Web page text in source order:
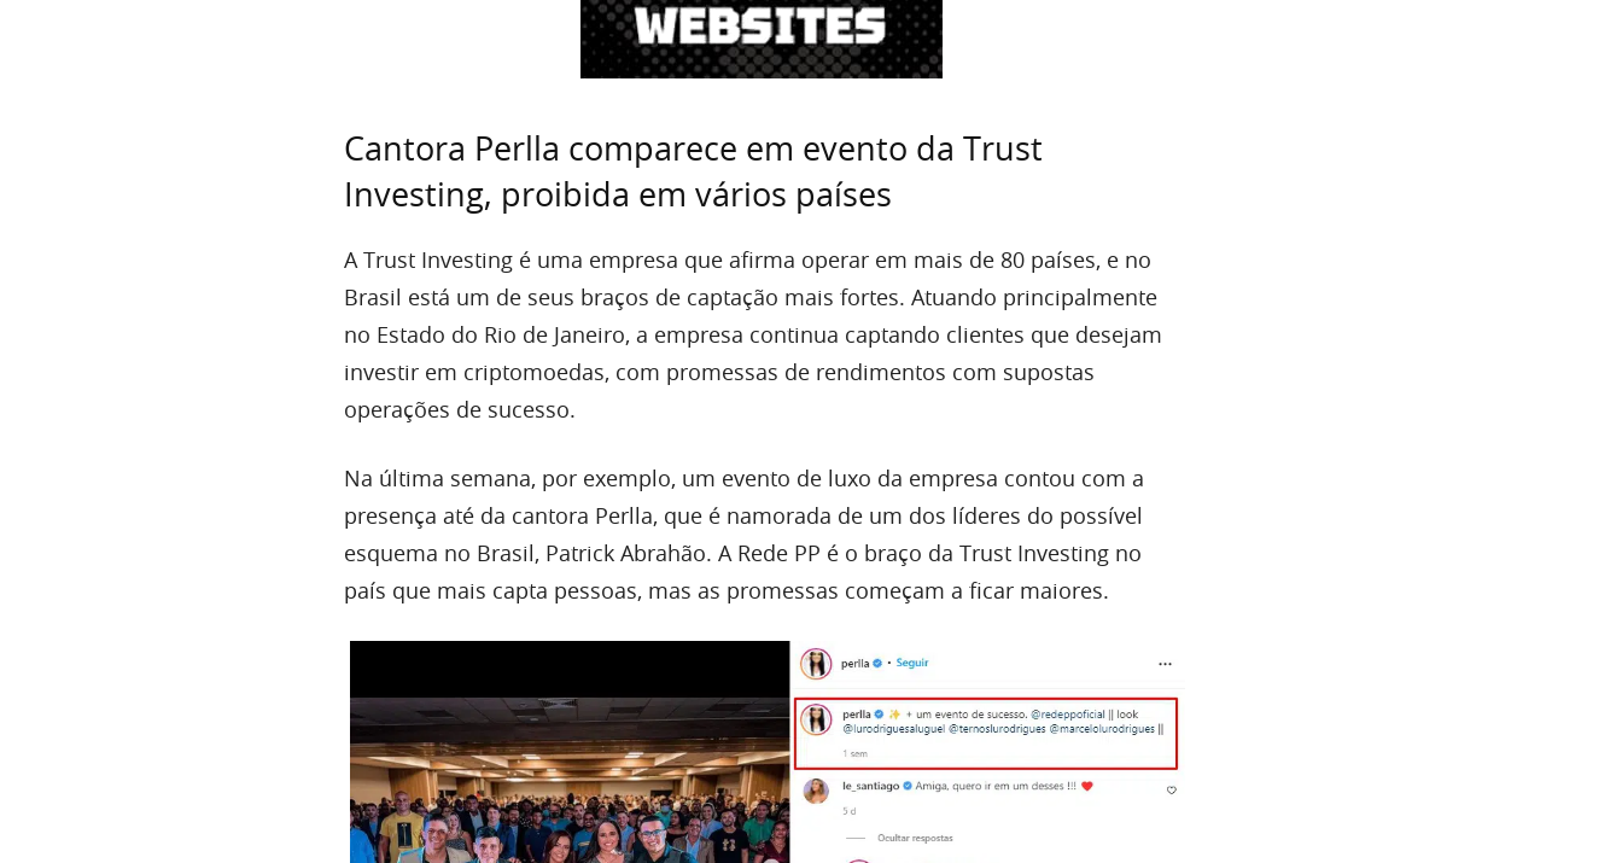
Cantora Perlla comparece em evento da Trust
Investing, proibida em vários países
A Trust Investing é uma empresa que afirma operar em mais de 80 países, e no
Brasil está um de seus braços de captação mais fortes. Atuando principalmente
no Estado do Rio de Janeiro, a empresa continua captando clientes que desejam
investir em criptomoedas, com promessas de rendimentos com supostas
operações de sucesso.
Na última semana, por exemplo, um evento de luxo da empresa contou com a
presença até da cantora Perlla, que é namorada de um dos líderes do possível
esquema no Brasil, Patrick Abrahão. A Rede PP é o braço da Trust Investing no
país que mais capta pessoas, mas as promessas começam a ficar maiores.